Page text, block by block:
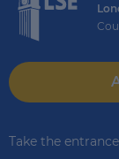
Take the